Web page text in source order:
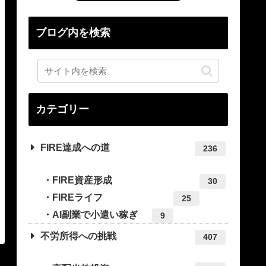
ブログ内を検索
カテゴリー
FIRE達成への道 236
FIRE資産形成 30
FIREライフ 25
AI副業で小遣い稼ぎ 9
不労所得への挑戦 407